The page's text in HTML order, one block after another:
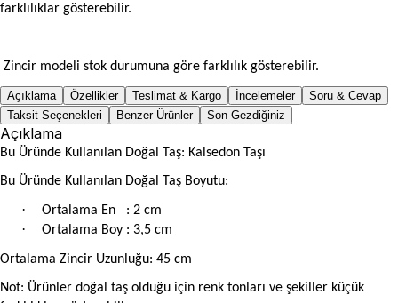
farklılıklar gösterebilir.
Zincir modeli stok durumuna göre farklılık gösterebilir.
Açıklama Özellikler Teslimat & Kargo İncelemeler
Soru & Cevap
Taksit Seçenekleri
Benzer Ürünler Son Gezdiğiniz
Açıklama
Bu Üründe Kullanılan Doğal Taş: Kalsedon Taşı
Bu Üründe Kullanılan Doğal Taş Boyutu:
· Ortalama En : 2 cm
· Ortalama Boy : 3,5 cm
Ortalama Zincir Uzunluğu: 45 cm
Not: Ürünler doğal taş olduğu için renk tonları ve şekiller küçük